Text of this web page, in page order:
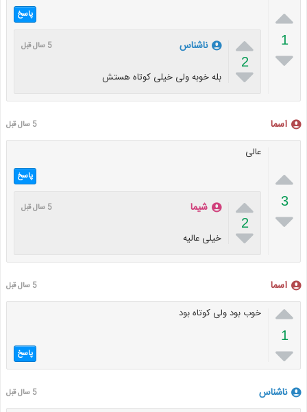

1

پاسخ

2

ناشناس 5 سال قبل
بله خوبه ولى خيلى كوتاه هستش
اسما 5 سال قبل

3

عالی
پاسخ

2

شیما 5 سال قبل
خیلی عالیه
اسما 5 سال قبل

1

خوب بود ولی کوتاه بود
پاسخ
ناشناس 5 سال قبل